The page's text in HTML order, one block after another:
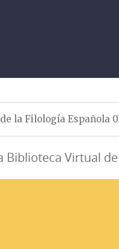
la Filología Española
Virtual